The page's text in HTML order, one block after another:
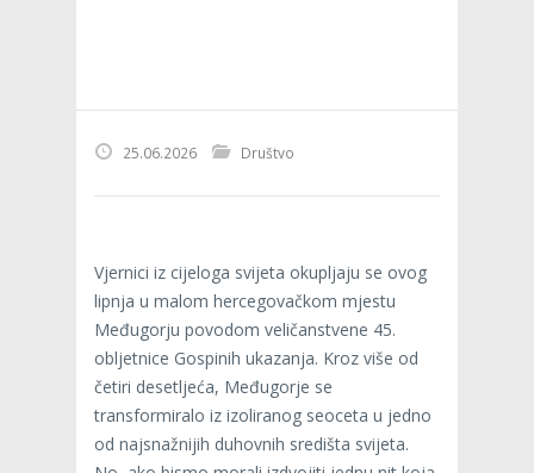
25.06.2026 Društvo
Vjernici iz cijeloga svijeta okupljaju se ovog
lipnja u malom hercegovačkom mjestu
Međugorju povodom veličanstvene 45.
obljetnice Gospinih ukazanja. Kroz više od
četiri desetljeća, Međugorje se
transformiralo iz izoliranog seoceta u jedno
od najsnažnijih duhovnih središta svijeta.